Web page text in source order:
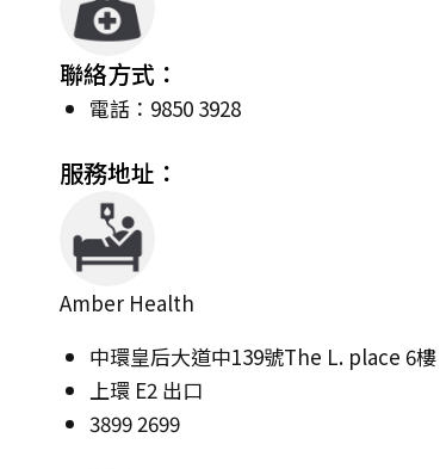
聯絡方式：
電話：9850 3928
服務地址：
Amber Health
中環皇后大道中139號The L. place 6樓
上環 E2 出口
3899 2699